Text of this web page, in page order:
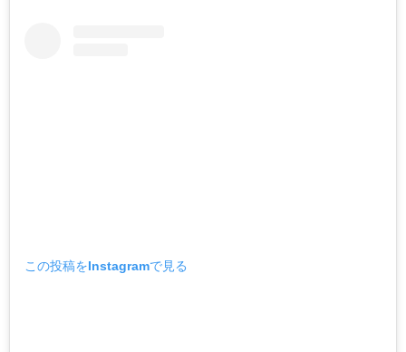
この投稿をInstagramで見る